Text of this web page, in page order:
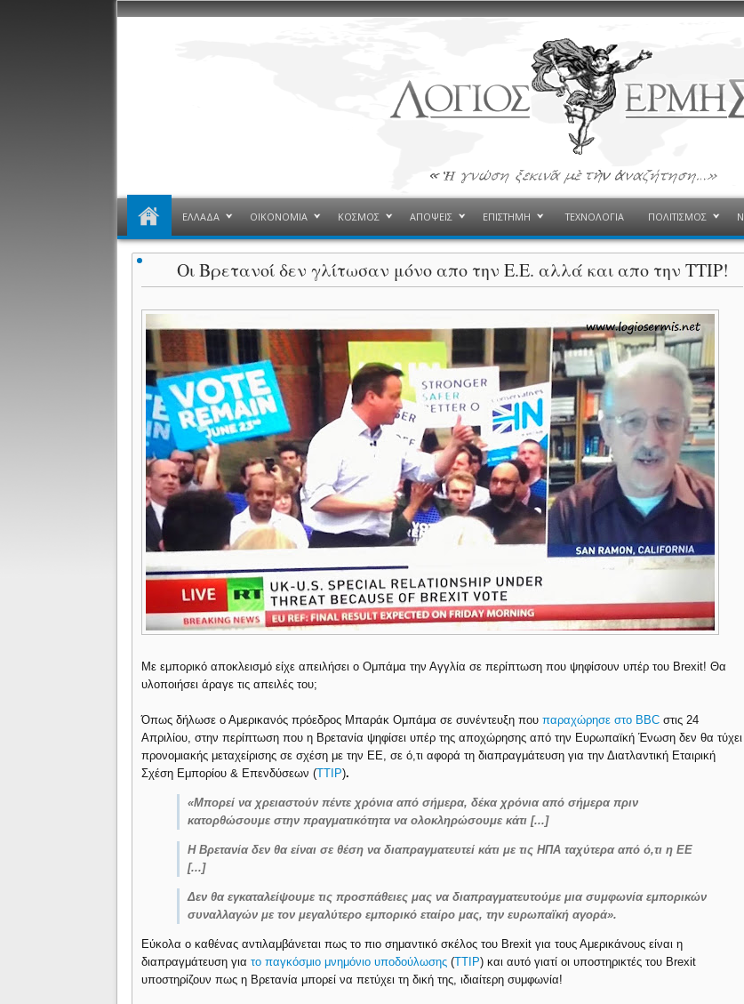
ΕΛΛΑΔΑ ΟΙΚΟΝΟΜΙΑ ΚΟΣΜΟΣ ΑΠΟΨΕΙΣ ΕΠΙΣΤΗΜΗ ΤΕΧΝΟΛΟΓΙΑ ΠΟΛΙΤΙΣΜΟΣ
Οι Βρετανοί δεν γλίτωσαν μόνο απο την Ε.Ε. αλλά και απο την TTIP!
Με εμπορικό αποκλεισμό είχε απειλήσει ο Ομπάμα την Αγγλία σε περίπτωση που ψηφίσουν υπέρ του Brexit! Θα
υλοποιήσει άραγε τις απειλές του;
Όπως δήλωσε ο Αμερικανός πρόεδρος Μπαράκ Ομπάμα σε συνέντευξη πουπαραχώρησε στο BBC στις 24
Απριλίου, στην περίπτωση που η Βρετανία ψηφίσει υπέρ της αποχώρησης από την Ευρωπαϊκή Ένωση δεν θα τύχει
προνομιακής μεταχείρισης σε σχέση με την ΕΕ, σε ό,τι αφορά τη διαπραγμάτευση για την Διατλαντική Εταιρική
Σχέση Εμπορίου & Επενδύσεων (TTIP).
«Μπορεί να χρειαστούν πέντε χρόνια από σήμερα, δέκα χρόνια από σήμερα πριν
κατορθώσουμε στην πραγματικότητα να ολοκληρώσουμε κάτι [...]
Η Βρετανία δεν θα είναι σε θέση να διαπραγματευτεί κάτι με τις ΗΠΑ ταχύτερα από ό,τι η ΕΕ
[...]
Δεν θα εγκαταλείψουμε τις προσπάθειες μας να διαπραγματευτούμε μια συμφωνία εμπορικών
συναλλαγών με τον μεγαλύτερο εμπορικό εταίρο μας, την ευρωπαϊκή αγορά».
Εύκολα ο καθένας αντιλαμβάνεται πως το πιο σημαντικό σκέλος του Brexit για τους Αμερικάνους είναι η
διαπραγμάτευση γιατο παγκόσμιο μνημόνιο υποδούλωσης (TTIP) και αυτό γιατί οι υποστηρικτές του Brexit
υποστηρίζουν πως η Βρετανία μπορεί να πετύχει τη δική της, ιδιαίτερη συμφωνία!